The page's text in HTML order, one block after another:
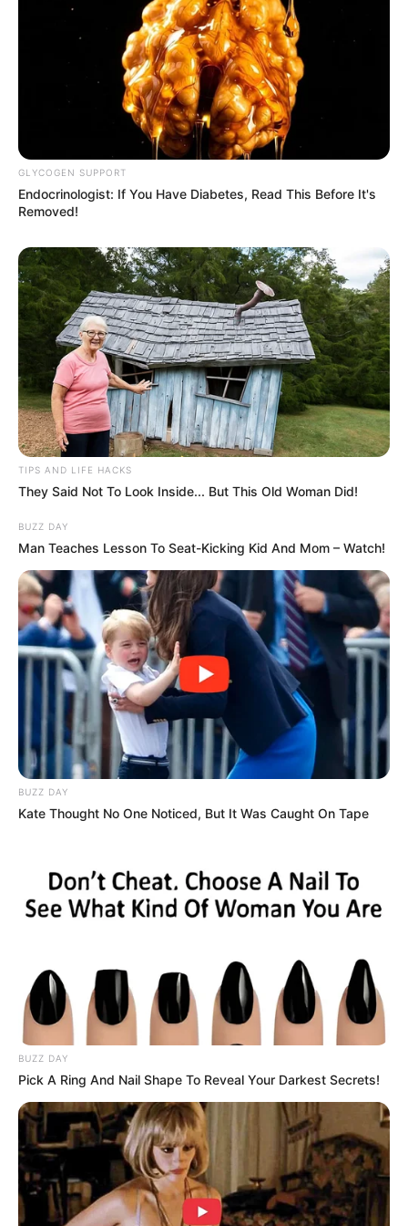
Fail! 10 Potret Makanan Gagal
Dimasak yang Bikin Kamu
Nggak Selera
10 Pose Manekin Anti
Mainstream yang Konyol
Banget
8 Kata Lucu Seputar Malam
Minggu ala Jomblo yang Bikin
Ngenes
10 Desain Kanopi Tempat
Tidur, Serasa Beristirahat di
Kamar Raja
Tampil Lebih Modern, 7 Potret
Hasil Renovasi Rumah Berusia
90 Tahun
GLYCOGEN SUPPORT
Endocrinologist: If You Have Diabetes, Read This Before It's
Removed!
TIPS AND LIFE HACKS
They Said Not To Look Inside... But This Old Woman Did!
BUZZ DAY
Man Teaches Lesson To Seat-Kicking Kid And Mom – Watch!
BUZZ DAY
Kate Thought No One Noticed, But It Was Caught On Tape
BUZZ DAY
Pick A Ring And Nail Shape To Reveal Your Darkest Secrets!